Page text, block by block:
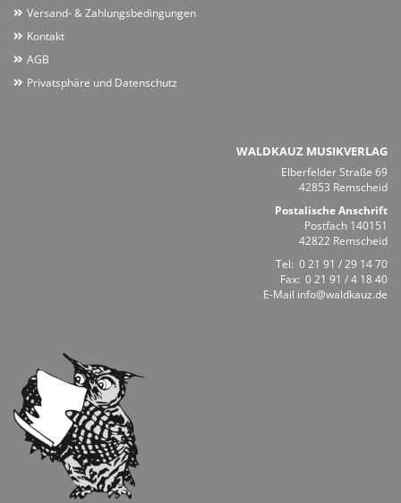
Versand- & Zahlungsbedingungen
Kontakt
AGB
Privatsphäre und Datenschutz
WALDKAUZ MUSIKVERLAG
Elberfelder Straße 69
42853 Remscheid
Postalische Anschrift
Postfach 140151
42822 Remscheid
Tel: 0 21 91 / 29 14 70
Fax: 0 21 91 / 4 18 40
E-Mail info@waldkauz.de